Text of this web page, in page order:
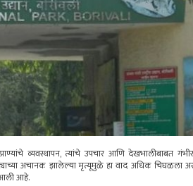
व्यवस्थापन, त्यांचे उपचार आणि देखभालीबाबत
अचानक झालेल्या मृत्यूमुळे हा वाद अधिक चिघळला
आली आहे.